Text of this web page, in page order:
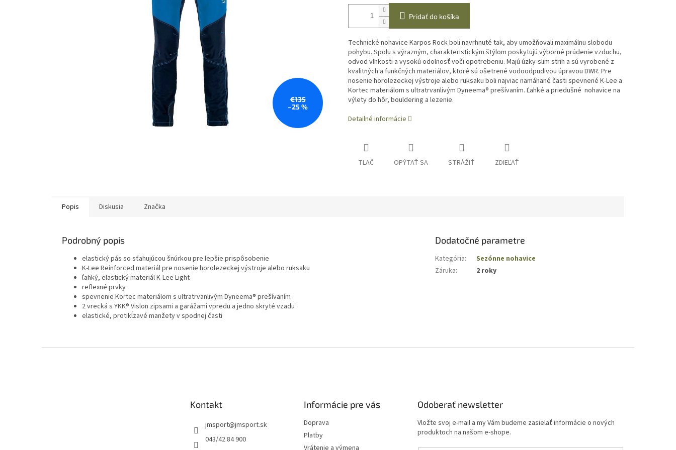
€135
–25 %
Pridať do košíka
Technické nohavice Karpos Rock boli navrhnuté tak, aby umožňovali maximálnu slobodu
pohybu. Spolu s výrazným, charakteristickým štýlom poskytujú výborné prúdenie vzduchu,
odvod vlhkosti a vysokú odolnosť voči opotrebeniu. Majú úzky-slim strih a sú vyrobené z
kvalitných a funkčných materiálov, ktoré sú ošetrené vodoodpudivou úpravou DWR. Pre
nosenie horolezeckej výstroje alebo ruksaku boli najviac namáhané časti spevnené K-Lee a
Kortec materiálom s ultratrvanlivým Dyneema® prešívaním. Ľahké a priedušné nohavice na
výlety do hôr, bouldering a lezenie.
Detailné informácie
TLAČ OPÝTAŤ SA STRÁŽIŤ ZDIEĽAŤ
Popis Diskusia Značka
Podrobný popis
elastický pás so sťahujúcou šnúrkou pre lepšie prispôsobenie
K-Lee Reinforced materiál pre nosenie horolezeckej výstroje alebo ruksaku
ľahký, elastický materiál K-Lee Light
reflexné prvky
spevnenie Kortec materiálom s ultratrvanlivým Dyneema® prešívaním
2 vrecká s YKK® Vislon zipsami a garážami vpredu a jedno skryté vzadu
elastické, protikĺzavé manžety v spodnej časti
Dodatočné parametre
Kategória:
Sezónne nohavice
Záruka: 2 roky
Kontakt
jmsport@jmsport.sk
043/42 84 900
Informácie pre vás
Doprava
Platby
Odoberať newsletter
Vložte svoj e-mail a my Vám budeme zasielať informácie o nových
produktoch na našom e-shope.